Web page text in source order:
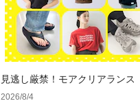
見逃し厳禁！モアクリアラン
セールアイテム
2026/8/4